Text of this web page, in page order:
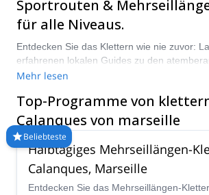
Sportrouten &
für alle Niveaus.
Entdecken Sie das Klettern wie nie zuvor:
erfahrenen lokalen Guides zu den
und versteckten Buchten des Calanques-
Sportklettern bis zu dramatischen
gibt es eine Route für jeden Abenteurer.
Anleitung werden bereitgestellt — bringen
Abenteuergeist mit.
Mehr lesen
Top-Programme von
Calanques von marseille
Beliebteste
Halbtägiges Mehrseillängen-
Calanques, Marseille
Entdecken Sie das Mehrseillängen-